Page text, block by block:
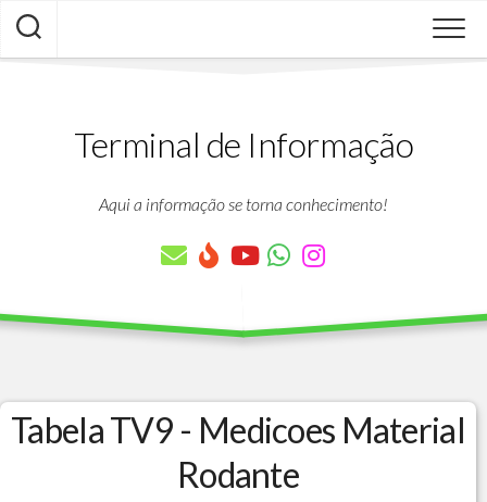
Skip
content
Terminal de Informação
Aqui a informação se torna conhecimento!
Tabela TV9 - Medicoes Material
Rodante